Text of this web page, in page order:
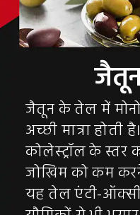
जैतून के तेल में
अच्छी मात्रा होती
कोलेस्ट्रॉल के
जोखिम को कम
यह तेल एंटी-